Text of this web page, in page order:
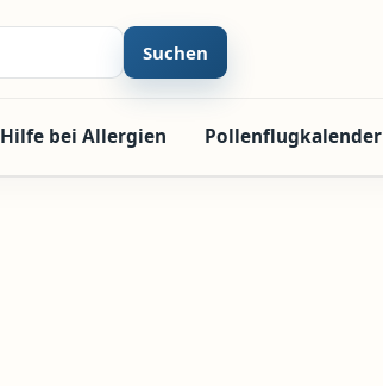
Suchen
Hilfe bei Allergien Pollenflugkalender